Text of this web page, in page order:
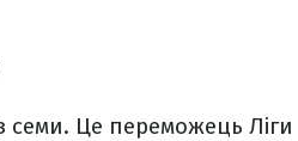
семи. Це переможець Ліги